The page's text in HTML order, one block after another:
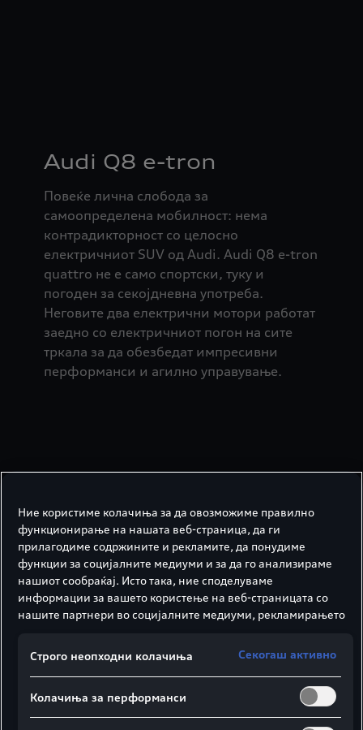
Audi Q8 e-tron
Повеќе лична слобода за
самоопределена мобилност: нема
контрадикторност со целосно
електричниот SUV од Audi. Audi Q8 e-tron
quattro не е само спортски, туку и
погоден за секојдневна употреба.
Неговите два електрични мотори работат
заедно со електричниот погон на сите
тркала за да обезбедат импресивни
перформанси и агилно управување.
Ние користиме колачиња за да овозможиме правилно
функционирање на нашата веб-страница, да ги
прилагодиме содржините и рекламите, да понудиме
функции за социјалните медиуми и за да го анализираме
нашиот сообраќај. Исто така, ние споделуваме
информации за вашето користење на веб-страницата со
нашите партнери во социјалните медиуми, рекламирањето
Строго неопходни колачиња
Секогаш активно
Колачиња за перформанси